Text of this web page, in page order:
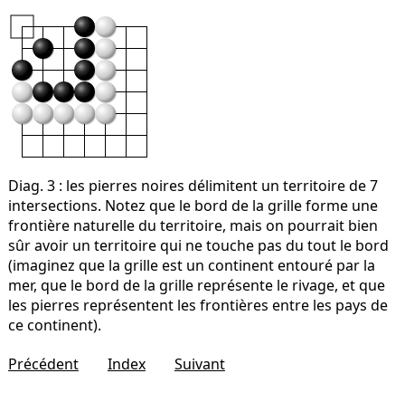
Diag. 3: les pierres noires délimitent un territoire de 7
intersections. Notez que le bord de la grille forme une
frontière naturelle du territoire, mais on pourrait bien
sûr avoir un territoire qui ne touche pas du tout le bord
(imaginez que la grille est un continent entouré par la
mer, que le bord de la grille représente le rivage, et que
les pierres représentent les frontières entre les pays de
ce continent).
Précédent
Index Suivant